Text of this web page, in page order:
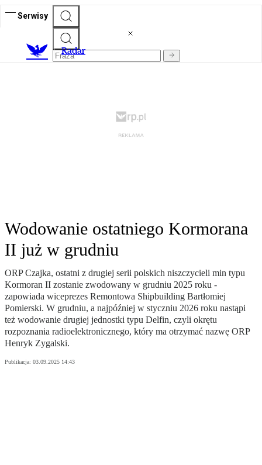
Serwisy
Radar
Wodowanie ostatniego Kormorana
II już w grudniu
ORP Czajka, ostatni z drugiej serii polskich niszczycieli min typu
Kormoran II zostanie zwodowany w grudniu 2025 roku -
zapowiada wiceprezes Remontowa Shipbuilding Bartłomiej
Pomierski. W grudniu, a najpóźniej w styczniu 2026 roku nastąpi
też wodowanie drugiej jednostki typu Delfin, czyli okrętu
rozpoznania radioelektronicznego, który ma otrzymać nazwę ORP
Henryk Zygalski.
Publikacja: 03.09.2025 14:43